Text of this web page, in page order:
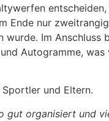
Ende nur
Im
Autogramme,
und Eltern.
gut organisiert und